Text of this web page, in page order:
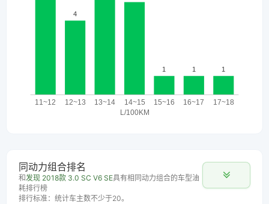
同动力组合排名
和发现 2018款 3.0 SC V6 SE具有相同动力组合的车型油
耗排行榜
排行标准：统计车主数不少于20。